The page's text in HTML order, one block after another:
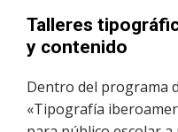
Talleres
y contenido
Dentro del programa
«Tipografía